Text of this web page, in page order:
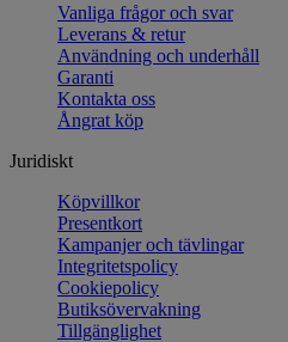
Vanliga frågor och svar
Leverans & retur
Användning och underhåll
Garanti
Kontakta oss
Ångrat köp
Juridiskt
Köpvillkor
Presentkort
Kampanjer och tävlingar
Integritetspolicy
Cookiepolicy
Butiksövervakning
Tillgänglighet